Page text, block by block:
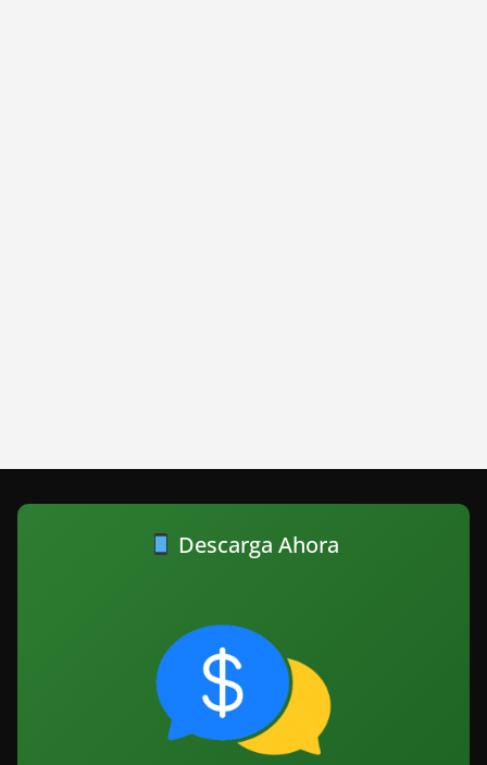
Descarga Ahora